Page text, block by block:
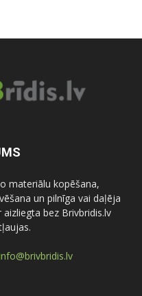
materiālu kopēšana,
un pilnīga vai daļēja
bez Brivbridis.lv